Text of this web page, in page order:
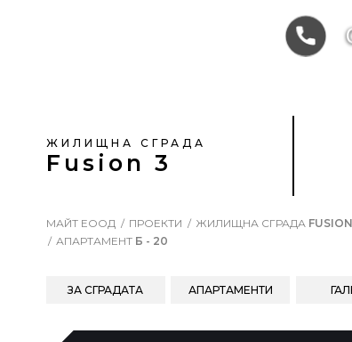
ЖИЛИЩНА СГРАДА
Fusion 3
МАЙТ ЕООД ПРОЕКТИ ЖИЛИЩНА СГРАДА
АПАРТАМЕНТ Б - 20
ЗА СГРАДАТА АПАРТАМЕНТИ